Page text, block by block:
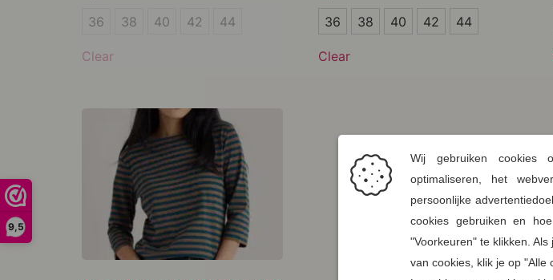
9,5
36
38
36 38 40 42 44
Clear
36
38
44
36 38 40 42 44
Clear